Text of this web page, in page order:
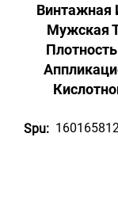
Винтажная
Мужская
Spu: